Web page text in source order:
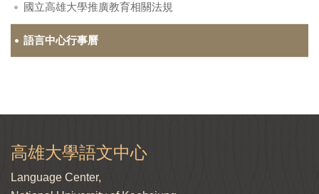
國立高雄大學推廣教育相關法規
語言中心行事曆
高雄大學語文中心
Language Center,